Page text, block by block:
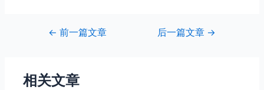
航
← 前一篇文章 后一篇文章 →
相关文章